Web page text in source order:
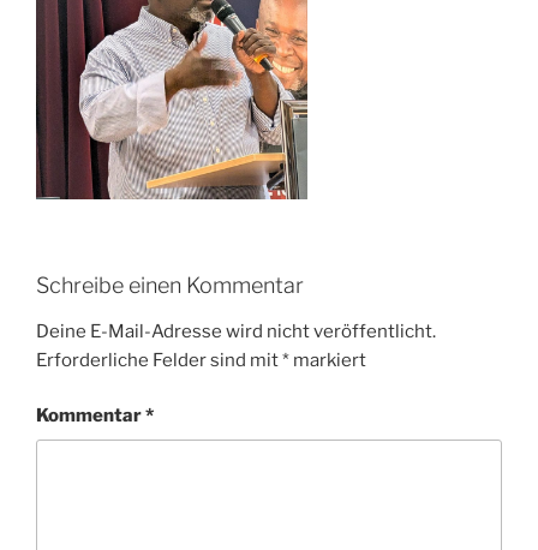
Schreibe einen Kommentar
Deine E-Mail-Adresse wird nicht veröffentlicht.
Erforderliche Felder sind mit* markiert
Kommentar*